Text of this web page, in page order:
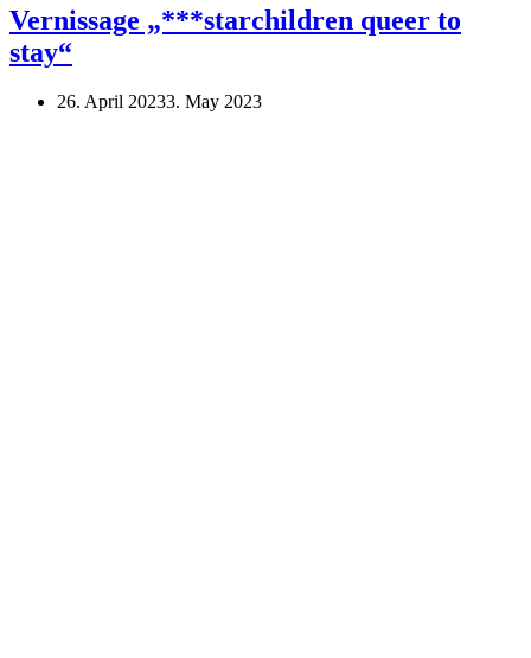
Ausstellung
„***starchildren
Vernissage „***starchildren queer to
stay“
26. April 20233. May 2023